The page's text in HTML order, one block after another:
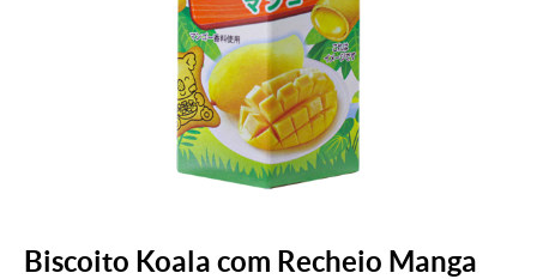
Biscoito Koala com Recheio Manga